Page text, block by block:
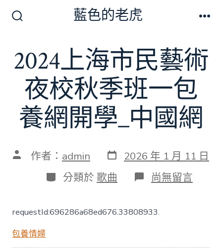
換
開
關
藍色的老虎
2024上海市民藝術
夜校秋季班一包
養網開學_中國網
文 作者： admin 發
表
日
期
2026 年 1 月 11 日
分
類
分類於 歌曲 在
〈2024
海
市
尚無留言
requestId:696286a68ed676.33808933.
包養情婦